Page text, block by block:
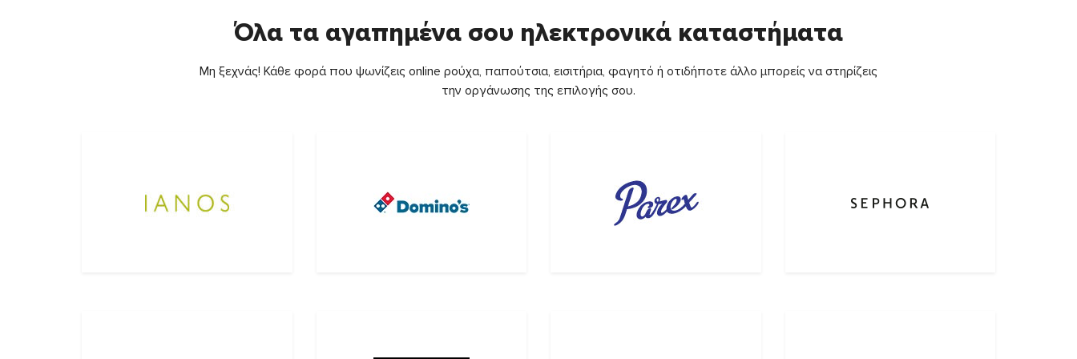
Όλα τα αγαπημένα σου ηλεκτρονικά καταστήματα
Μη ξεχνάς! Κάθε φορά που ψωνίζεις online ρούχα, παπούτσια, εισιτήρια, φαγητό ή οτιδήποτε άλλο μπορείς να στηρίζεις
την οργάνωσης της επιλογής σου.